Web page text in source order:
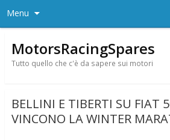
Menu
MotorsRacingSpares
Tutto quello che c'è da sapere sui motori
BELLINI E TIBERTI SU FIAT
VINCONO LA WINTER